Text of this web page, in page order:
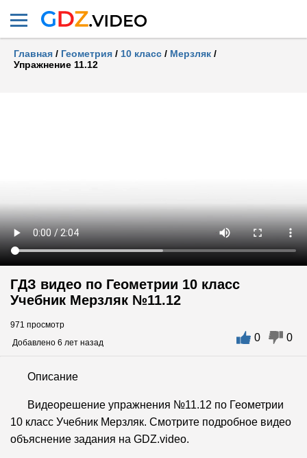
Главная / Геометрия / 10 класс / Мерзляк /
Упражнение 11.12
ГДЗ видео по Геометрии 10 класс
Учебник Мерзляк №11.12
971 просмотр
Добавлено 6 лет назад
0 0
Описание
Видеорешение упражнения №11.12 по Геометрии
10 класс Учебник Мерзляк. Смотрите подробное видео
объяснение задания на GDZ.video.